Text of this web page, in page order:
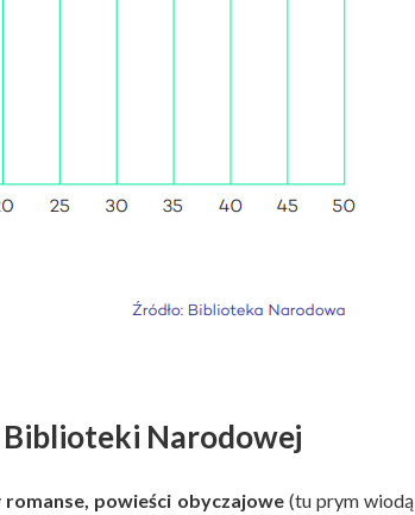
Biblioteki Narodowej
romanse, powieści obyczajowe(tu prym wiodą